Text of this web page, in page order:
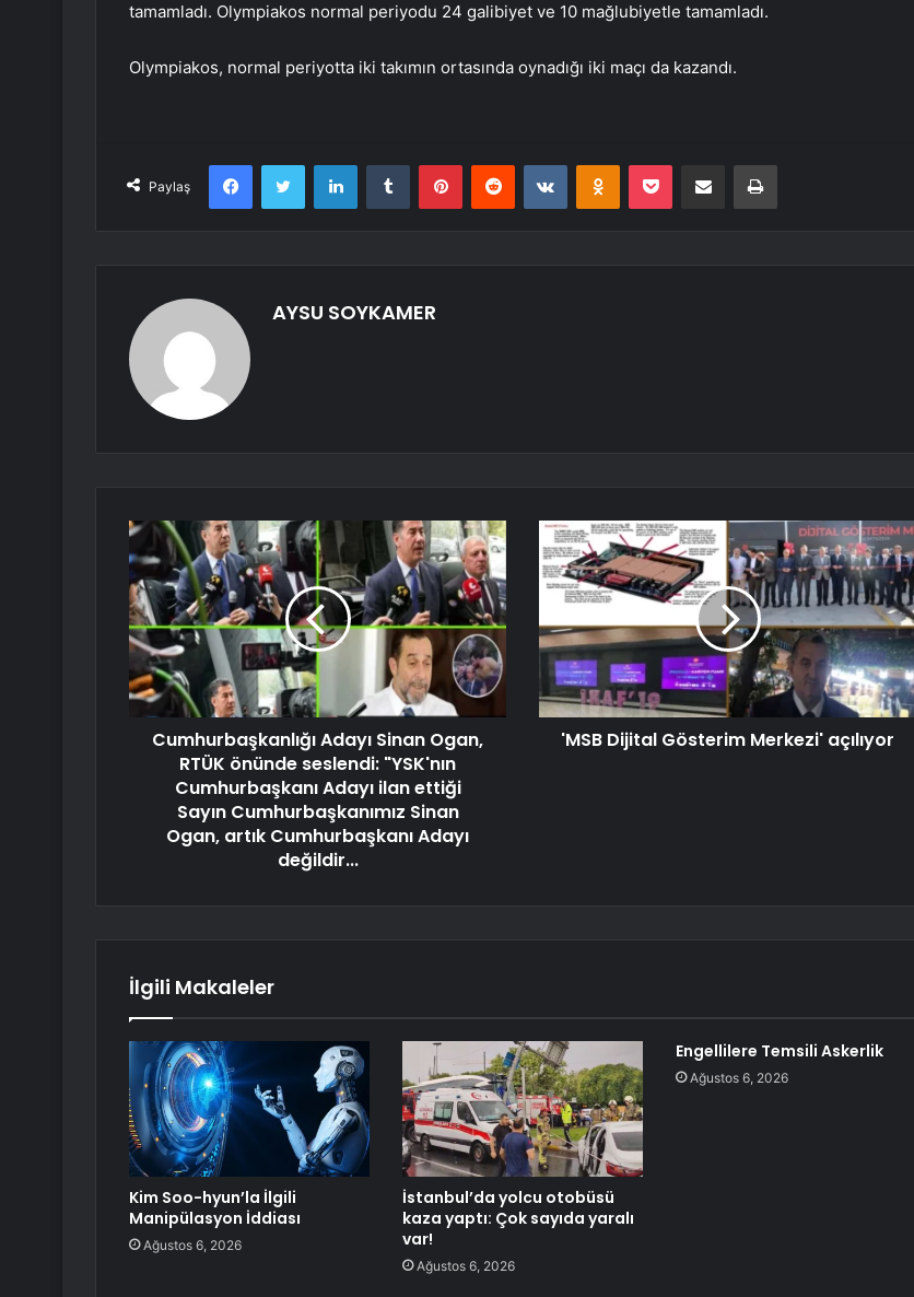
tamamladı. Olympiakos normal periyodu 24 galibiyet ve 10 mağlubiyetle tamamladı.
Olympiakos, normal periyotta iki takımın ortasında oynadığı iki maçı da kazandı.
Paylaş
FacebookTwitter LinkedInTumblr PinterestReddit VKontakteOdnoklassniki
Pocket E-Posta ile paylaş Yazdır
AYSU SOYKAMER
Cumhurbaşkanlığı Adayı Sinan Ogan,
RTÜK önünde seslendi: "YSK'nın
Cumhurbaşkanı Adayı ilan ettiği
Sayın Cumhurbaşkanımız Sinan
Ogan, artık Cumhurbaşkanı Adayı
değildir...
'MSB Dijital Gösterim Merkezi' açılıyor
İlgili Makaleler
Kim Soo-hyun’la İlgili
Manipülasyon İddiası
Ağustos 6, 2026
İstanbul’da yolcu otobüsü
kaza yaptı: Çok sayıda yaralı
var!
Ağustos 6, 2026
Engellilere Temsili Askerlik
Ağustos 6, 2026